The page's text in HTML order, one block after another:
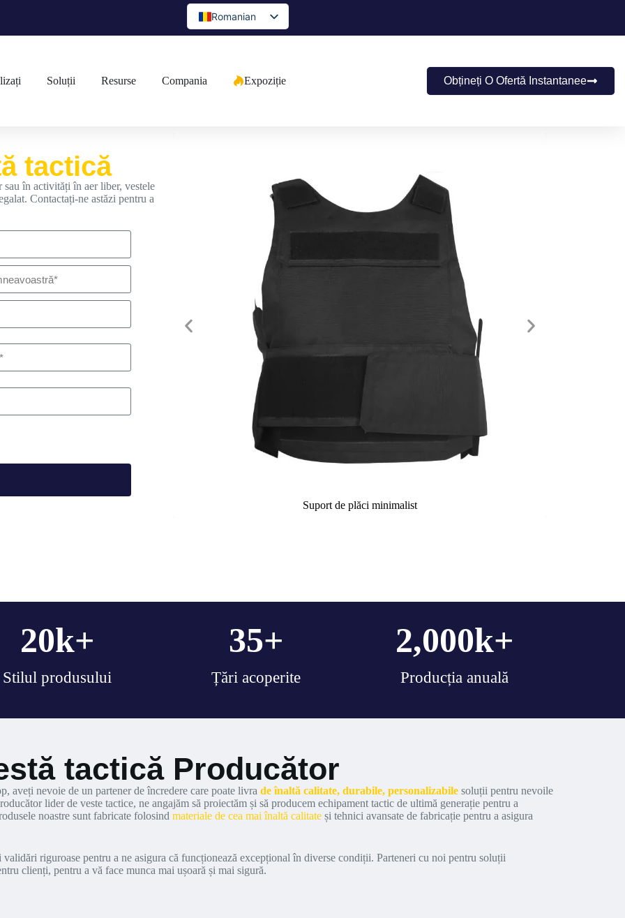
Romanian
English
Portuguese
Indonesian
Lithuanian
Soluții Resurse Compania Expoziție Obțineți O Ofertă Instantanee
tactică
în activități în aer liber, vestele
Contactați-ne astăzi pentru a
Suport de plăci minimalist
Stilul produsului
20k+
Țări acoperite
35+
Producția anuală
2,000k+
tactică Producător
aveți nevoie de un partener de încredere care poate livra de înaltă calitate, durabile, personalizabile soluții pentru nevoile
lider de veste tactice, ne angajăm să proiectăm și să producem echipament tactic de ultimă generație pentru a
noastre sunt fabricate folosind materiale de cea mai înaltă calitate și tehnici avansate de fabricație pentru a asigura
validări riguroase pentru a ne asigura că funcționează excepțional în diverse condiții. Parteneri cu noi pentru soluții
clienți, pentru a vă face munca mai ușoară și mai sigură.